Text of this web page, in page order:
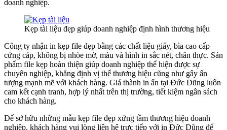
doanh nghiệp.
Kẹp tài liệu đẹp giúp doanh nghiệp định hình thương hiệu
Công ty nhận in kẹp file đẹp bằng các chất liệu giấy, bìa cao cấp
cứng cáp, không bị nhòe mờ, màu và hình in sắc nét, chân thực. Sản
phẩm file kẹp hoàn thiện giúp doanh nghiệp thể hiện được sự
chuyên nghiệp, khẳng định vị thể thương hiệu cũng như gây ấn
tượng mạnh mẽ với khách hàng. Giá thành in ấn tại Đức Dũng luôn
cam kết cạnh tranh, hợp lý nhất trên thị trường, tiết kiệm ngân sách
cho khách hàng.
Để sở hữu những mẫu kẹp file đẹp xứng tầm thương hiệu doanh
nghiệp, khách hàng vui lòng liên hệ trực tiếp với in Đức Dũng để